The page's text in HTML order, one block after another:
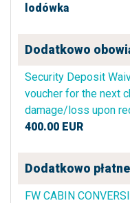
lodówka
Dodatkowo
Security Deposit
voucher for the next
damage/loss upon
400.00 EUR
Dodatkowo
FW CABIN